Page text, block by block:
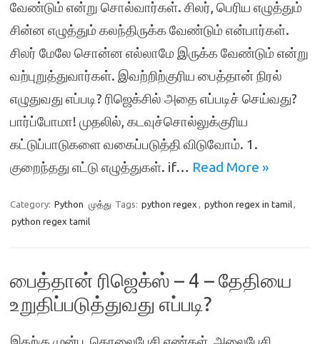
வேண்டும் என்று சொல்வார்கள். சிலர், பெரிய எழுத்தும்
சின்ன எழுத்தும் கலந்திருக்க வேண்டும் என்பார்கள்.
சிலர் மேலே சொன்ன எல்லாமே இருக்க வேண்டும் என்று
வற்புறுத்துவார்கள். இவற்றிற்குரிய பைத்தான் நிரல்
எழுதுவது எப்படி? ரிஜெக்சில் அதை எப்படிச் செய்வது?
பார்ப்போமா! முதலில், கடவுச்சொல்லுக்குரிய
கட்டுப்பாடுகளை வகைப்படுத்தி விடுவோம். 1.
குறைந்தது எட்டு எழுத்துகள். if… Read More »
Category: Python முத்து Tags: python regex , python regex in tamil,
python regex tamil
பைத்தான் ரிஜெக்ஸ் – 4 – தேதியை
உறுதிப்படுத்துவது எப்படி?